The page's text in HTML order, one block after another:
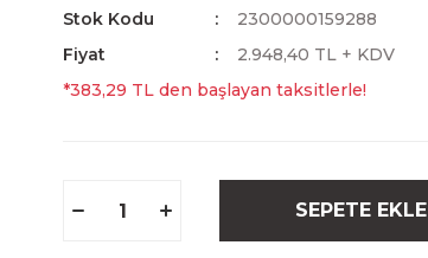
Stok Kodu
2300000159288
Fiyat
2.948,40 TL + KDV
*383,29 TL den başlayan taksitlerle!
SEPETE EKLE